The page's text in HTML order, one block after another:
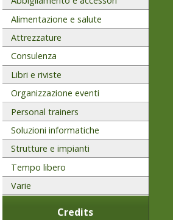
Alimentazione e salute
Attrezzature
Consulenza
Libri e riviste
Organizzazione eventi
Personal trainers
Soluzioni informatiche
Strutture e impianti
Tempo libero
Varie
Credits